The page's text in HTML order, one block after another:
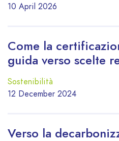
10 April 2026
Come la
guida verso scelte
Sostenibilità
12 December 2024
Verso la